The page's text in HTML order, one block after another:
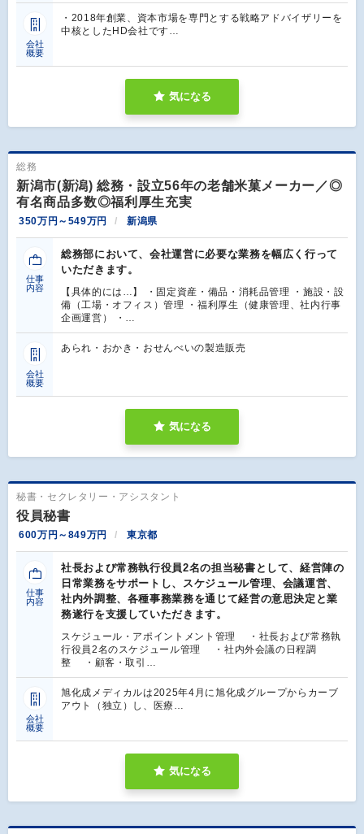
会社
概要
・2018年創業、資本市場を専門とする戦略アドバイザリーを
中核としたHD会社です…
気になる
総務
新潟市(新潟) 総務・設立56年の老舗米菓メーカー／◎
有名商品多数◎福利厚生充実
350万円～549万円 新潟県
仕事
内容
総務部において、会社運営に必要な業務を幅広く行って
いただきます。
【具体的には…】 ・固定資産・備品・消耗品管理 ・施設・設
備（工場・オフィス）管理 ・福利厚生（健康管理、社内行事
企画運営） ・…
会社
概要
あられ・おかき・おせんべいの製造販売
気になる
秘書・セクレタリー・アシスタント
役員秘書
600万円～849万円 東京都
仕事
内容
社長および常務執行役員2名の担当秘書として、経営陣の
日常業務をサポートし、スケジュール管理、会議運営、
社内外調整、各種事務業務を通じて経営の意思決定と業
務遂行を支援していただきます。
スケジュール・アポイントメント管理 ・社長および常務執
行役員2名のスケジュール管理 ・社内外会議の日程調
整 ・顧客・取引…
会社
概要
旭化成メディカルは2025年4月に旭化成グループからカーブ
アウト（独立）し、医療…
気になる